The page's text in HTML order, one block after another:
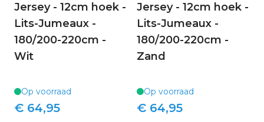
Jersey - 12cm hoek -
Lits-Jumeaux -
180/200-220cm -
Wit
Op voorraad
€ 64,95
Jersey - 12cm hoek -
Lits-Jumeaux -
180/200-220cm -
Zand
Op voorraad
€ 64,95